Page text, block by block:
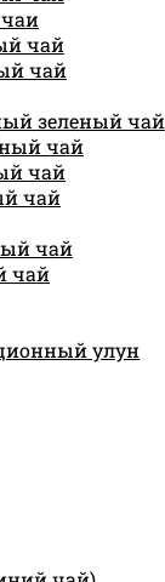
чай
чай
зеленый чай
чай
чай
чай
чай
чай
улун